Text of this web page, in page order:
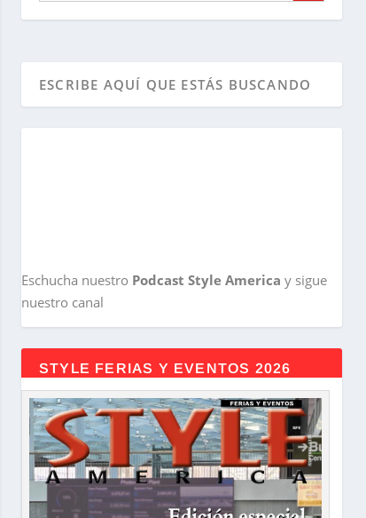
Eschucha nuestro Podcast Style America y sigue
nuestro canal
STYLE FERIAS Y EVENTOS 2026